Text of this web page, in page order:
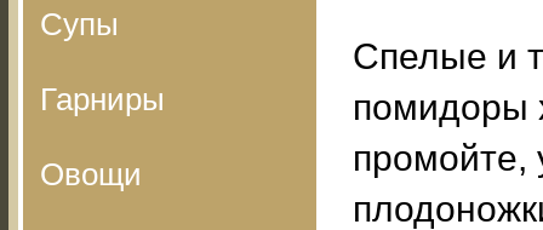
Супы
Гарниры
Овощи
Спелые и
помидоры
промойте,